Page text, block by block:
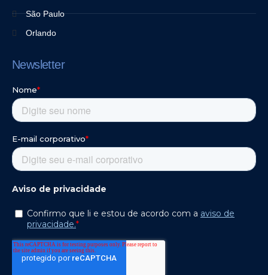
São Paulo
Orlando
Newsletter